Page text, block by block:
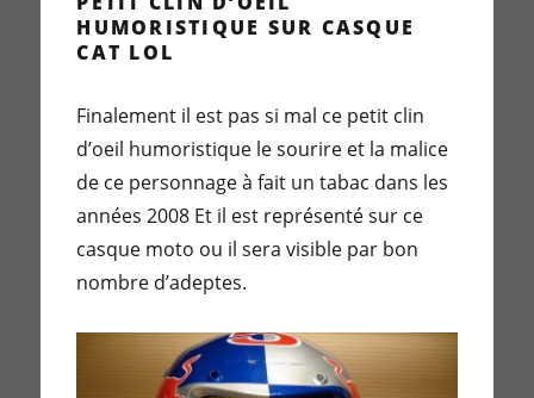
HUMORISTIQUE SUR CASQUE
CAT LOL
Finalement il est pas si mal ce petit clin
d’oeil humoristique le sourire et la malice
de ce personnage à fait un tabac dans les
années 2008 Et il est représenté sur ce
casque moto ou il sera visible par bon
nombre d’adeptes.